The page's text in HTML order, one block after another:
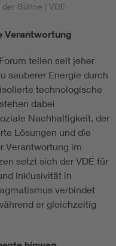
der Bühne | VDE
Verantwortung
teilen seit jeher
sauberer Energie durch
technologische
dabei
Nachhaltigkeit, der
Lösungen und die
Verantwortung im
setzt sich der VDE für
Inklusivität in
verbindet
er gleichzeitig